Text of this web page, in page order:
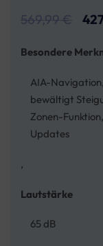
569,99€
Besondere
AIA-
bewältigt
Zonen-
Updates
,
Lautstärke
65 dB